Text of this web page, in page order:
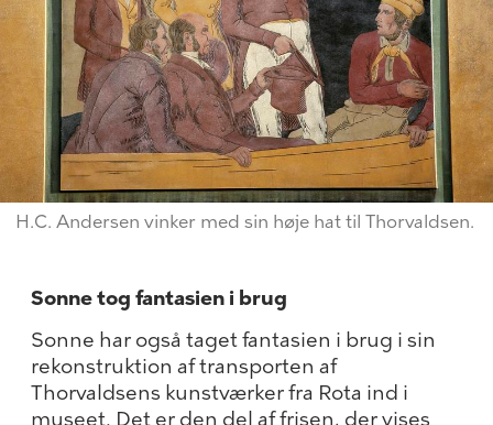
H.C. Andersen vinker med sin høje hat til Thorvaldsen.
Sonne tog fantasien i brug
Sonne har også taget fantasien i brug i sin
rekonstruktion af transporten af
Thorvaldsens kunstværker fra Rota ind i
museet. Det er den del af frisen, der vises